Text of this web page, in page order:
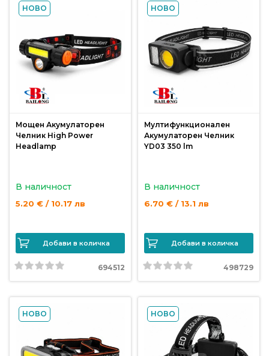
НОВО
Мощен Акумулаторен
Челник High Power
Headlamp
В наличност
5.20 € / 10.17 лв
Добави в количка
694512
НОВО
Мултифункционален
Акумулаторен Челник
YD03 350 lm
В наличност
6.70 € / 13.1 лв
Добави в количка
498729
НОВО НОВО